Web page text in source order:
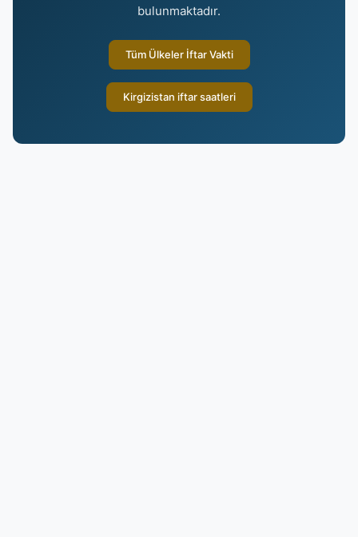
bulunmaktadır.
Tüm Ülkeler İftar Vakti
Kirgizistan iftar saatleri